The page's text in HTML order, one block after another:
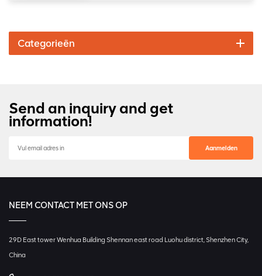
Categorieën
Send an inquiry and get
information!
NEEM CONTACT MET ONS OP
29D East tower Wenhua Building Shennan east road Luohu district, Shenzhen City,
China